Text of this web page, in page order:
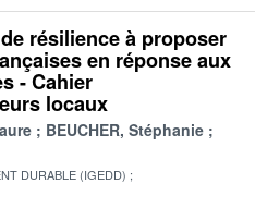
résilience à proposer
en réponse aux
- Cahier
locaux
BEUCHER, Stéphanie
DURABLE (IGEDD)